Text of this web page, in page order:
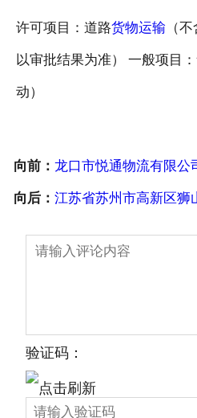
许可项目：道路货物运输 （
以审批结果为准） 一般项目
动）
向前： 龙口市悦通物流有限公
向后： 江苏省苏州市高新区狮
验证码：